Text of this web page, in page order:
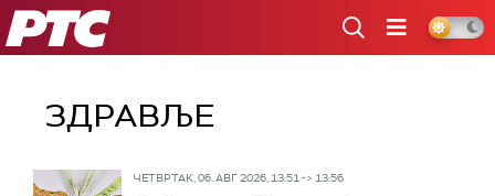
РТС
ЗДРАВЉЕ
ЧЕТВРТАК, 06. АВГ 2026, 13:51 -> 13:56